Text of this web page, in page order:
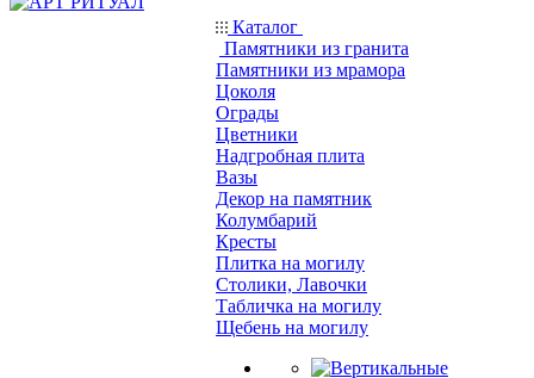
Каталог
Памятники из гранита
Памятники из мрамора
Цоколя
Ограды
Цветники
Надгробная плита
Вазы
Декор на памятник
Колумбарий
Кресты
Плитка на могилу
Столики, Лавочки
Табличка на могилу
Щебень на могилу